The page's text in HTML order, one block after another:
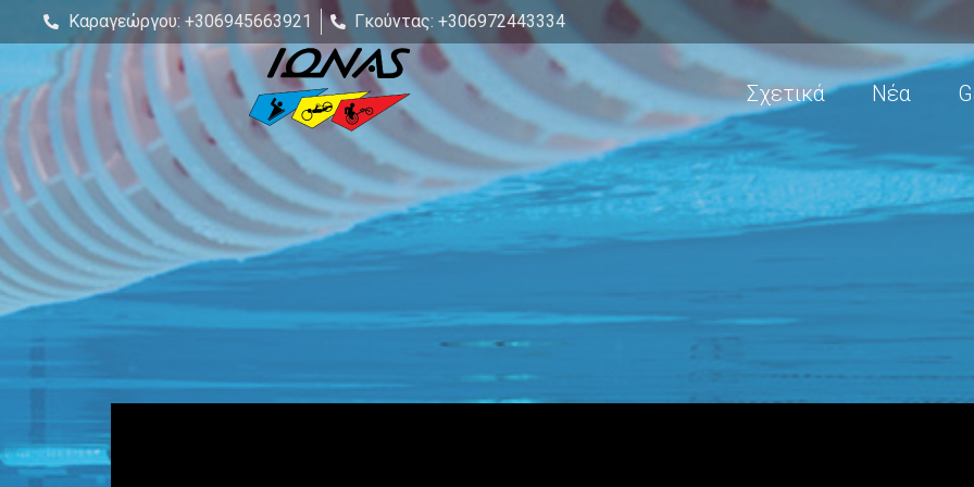
Καραγεώργου: +306945663921 Γκούντας: +306972443334
Σχετικά Νέα